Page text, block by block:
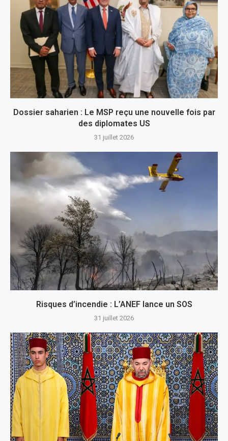
Dossier saharien : Le MSP reçu une nouvelle fois par
des diplomates US
31 juillet 2026
Risques d’incendie : L’ANEF lance un SOS
31 juillet 2026